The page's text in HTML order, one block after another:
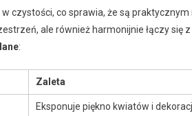
czystości, co sprawia, że są
ale również harmonijnie łączy się
:
Zaleta
Eksponuje piękno kwiatów i